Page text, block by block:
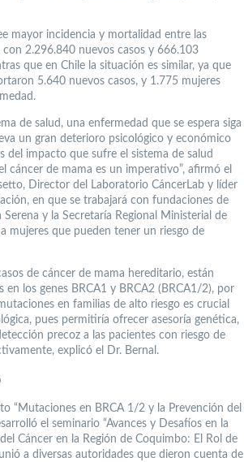
mayor incidencia y mortalidad entre las
con 2.296.840 nuevos casos y 666.103
que en Chile la situación es similar, ya que
5.640 nuevos casos, y 1.775 mujeres
de salud, una enfermedad que se espera siga
un gran deterioro psicológico y económico
del impacto que sufre el sistema de salud
cáncer de mama es un imperativo”, afirmó el
Director del Laboratorio CáncerLab y líder
en que se trabajará con fundaciones de
Serena y la Secretaría Regional Ministerial de
mujeres que pueden tener un riesgo de
de cáncer de mama hereditario, están
en los genes BRCA1 y BRCA2 (BRCA1/2), por
en familias de alto riesgo es crucial
pues permitiría ofrecer asesoría genética,
precoz a las pacientes con riesgo de
explicó el Dr. Bernal.
“Mutaciones en BRCA 1/2 y la Prevención del
el seminario “Avances y Desafíos en la
Cáncer en la Región de Coquimbo: El Rol de
a diversas autoridades que dieron cuenta de